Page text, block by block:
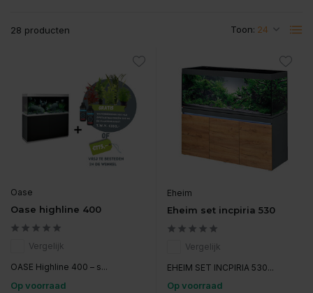
28 producten Toon:
Oase
Oase highline 400
Vergelijk
OASE Highline 400 – s...
Op voorraad
Eheim
Eheim set incpiria 530
Vergelijk
EHEIM SET INCPIRIA 530...
Op voorraad